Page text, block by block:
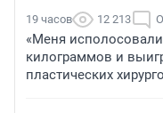
19 часов 12 213
«Меня
килограммов и
пластических